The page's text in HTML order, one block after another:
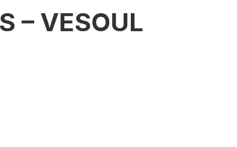
– VESOUL